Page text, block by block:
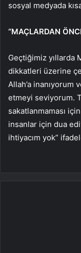
sosyal medyada
“MAÇLARDAN
Geçtiğimiz yıllarda
dikkatleri üzerine
Allah’a inanıyorum
etmeyi seviyorum.
sakatlanmaması
insanlar için dua
ihtiyacım yok”